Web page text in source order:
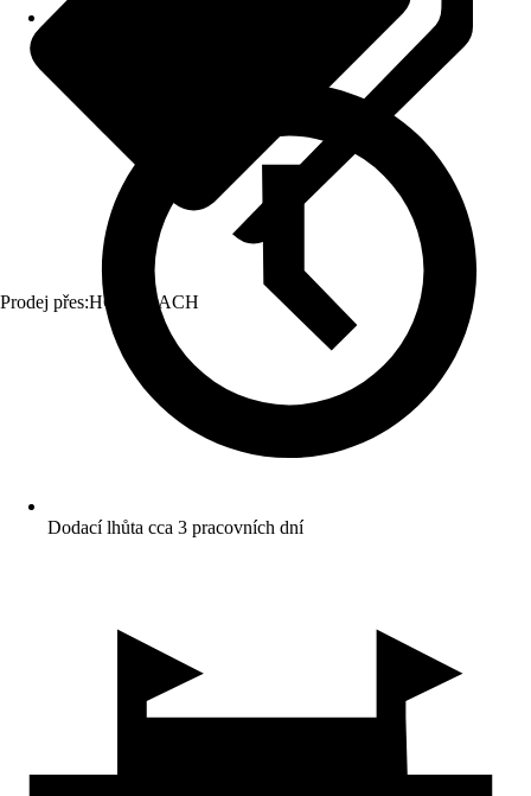
Prodej přes:HORNBACH
Dodací lhůta cca 3 pracovních dní